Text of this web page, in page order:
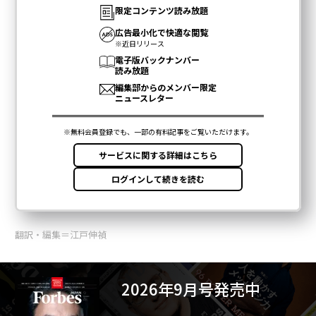
翻訳・編集＝江戸伸禎
2026年9月号発売中